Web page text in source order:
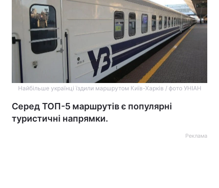
Найбільше українці їздили маршрутом Київ-Харків / фото УНІАН
Серед ТОП-5 маршрутів є популярні
туристичні напрямки.
Реклама